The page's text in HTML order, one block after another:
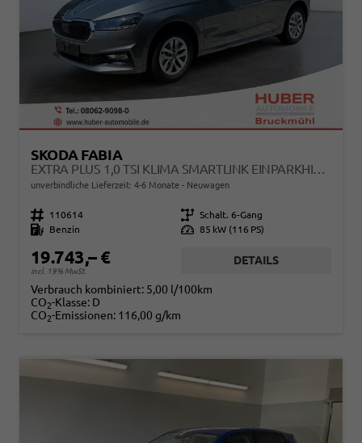
SKODA FABIA
EXTRA PLUS 1,0 TSI KLIMA SMARTLINK EINPARKHILFE 5J GARANTIE LED ALU FELGEN KAMERA SITZHEIZUNG BLUETOOTH
unverbindliche Lieferzeit: 4-6 Monate Neuwagen
Fahrzeugnr. 110614 Getriebe Schalt. 6-Gang
Kraftstoff
Benzin Leistung 85 kW (116 PS)
19.743,– €
incl. 19% MwSt.
DETAILS
Verbrauch kombiniert: 5,00 l/100km
CO2-Klasse: D
CO2-Emissionen: 116,00 g/km